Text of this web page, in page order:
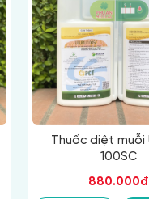
Thuốc diệt muỗi
100SC
880.000đ